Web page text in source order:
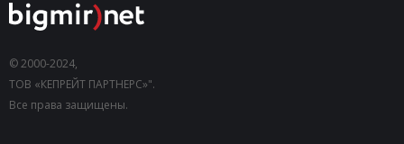
© 2000-2024,
ТОВ «КЕПРЕЙТ ПАРТНЕРС»".
Все права защищены.